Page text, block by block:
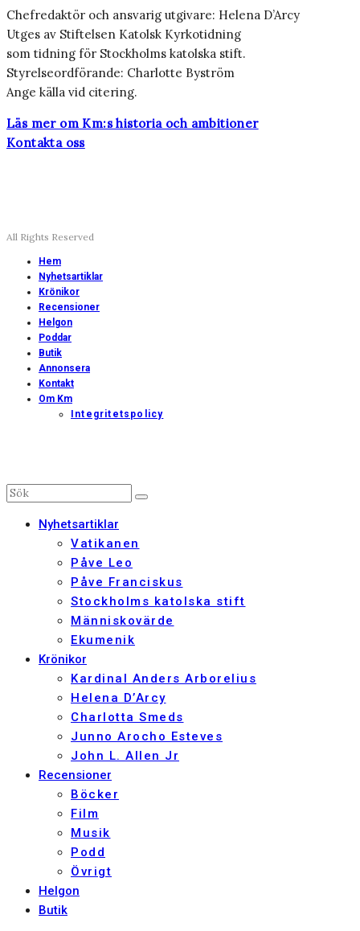
Chefredaktör och ansvarig utgivare: Helena D’Arcy
Utges av Stiftelsen Katolsk Kyrkotidning
som tidning för Stockholms katolska stift.
Styrelseordförande: Charlotte Byström
Ange källa vid citering.
Läs mer om Km:s historia och ambitioner
Kontakta oss
All Rights Reserved
Hem
Nyhetsartiklar
Krönikor
Recensioner
Helgon
Poddar
Butik
Annonsera
Kontakt
Om Km
Integritetspolicy
Nyhetsartiklar
Vatikanen
Påve Leo
Påve Franciskus
Stockholms katolska stift
Människovärde
Ekumenik
Krönikor
Kardinal Anders Arborelius
Helena D’Arcy
Charlotta Smeds
Junno Arocho Esteves
John L. Allen Jr
Recensioner
Böcker
Film
Musik
Podd
Övrigt
Helgon
Butik